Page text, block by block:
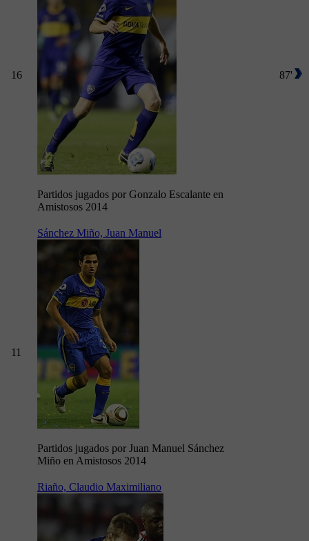
16
Partidos jugados por Gonzalo Escalante en
Amistosos 2014
87'
11
Sánchez Miño, Juan Manuel
Partidos jugados por Juan Manuel Sánchez
Miño en Amistosos 2014
Riaño, Claudio Maximiliano